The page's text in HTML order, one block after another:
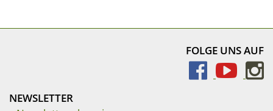
FOLGE UNS AUF
NEWSLETTER